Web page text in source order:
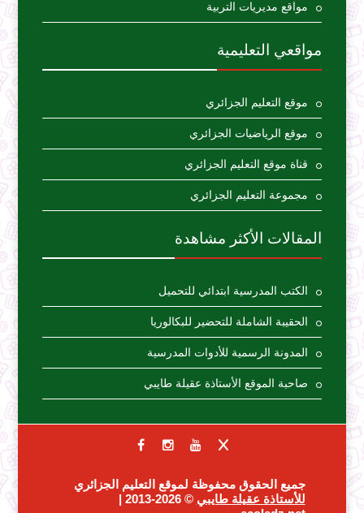
مواقع مديريات التربية
مواقعي التعليمية
موقع التعليم الجزائري
موقع الرياضيات الجزائري
قناة موقع التعليم الجزائري
مجموعة التعليم الجزائري
المقالات الأكثر مشاهدة
الكتب المدرسية ابتدائي للتحميل
الحقيبة الشاملة للتحضير للبكالوريا
المدونة الرسمية للأدوات المدرسية
صاحبة الموقع الأستاذة عقيلة طايبي
جميع الحقوق محفوظة لموقع التعليم الجزائري
للأستاذة عقيلة طايبي © 2026-2013 |